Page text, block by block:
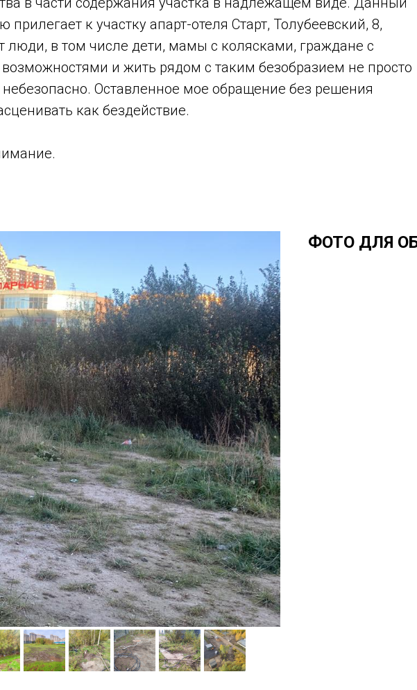
прилегает к участку апарт-отеля Старт, Толубеевский, 8,
люди, в том числе дети, мамы с колясками, граждане с
и жить рядом с таким безобразием не просто
небезопасно. Оставленное мое обращение без решения
как бездействие.
ФОТО ДЛЯ